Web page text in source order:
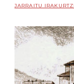
JARRAITU